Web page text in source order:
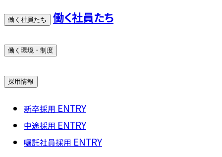
働く社員たち 働く社員たち
働く環境・制度
採用情報
新卒採用 ENTRY
中途採用 ENTRY
嘱託社員採用 ENTRY